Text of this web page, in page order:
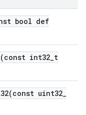
bool def
const int32_t
const uint32_